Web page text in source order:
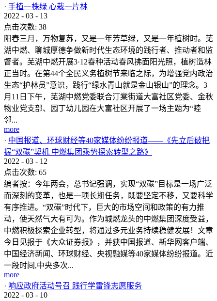
· 手植一株绿 心栽一片林
2022 - 03 - 13
点击次数: 38
阳春三月，万物复苏，又是一年芳草绿，又是一年植树时。芜
湖中燃、聊城厚德争做新时代生态环境的践行者、推动者和监
督者。芜湖中燃开展3·12春种活动春风拂面阳光照，植树造林
正当时。在第44个全民义务植树节来临之际，为增强党内政治
生态“护林员”意识，践行“绿水青山就是金山银山”的理念。3
月11日下午，芜湖中燃党委联合汀棠街道大富社区党委、金秋
物业党支部、园丁幼儿园在大富社区开展了一场主题为“睦
邻...
more
· 中国报道、环球财经等40家媒体纷纷报道——《先立后破把
握“双碳”契机 中燃集团乘势探索转型之路》
2022 - 03 - 12
点击次数: 65
编者按：今年两会，总书记强调，实现“双碳”目标是一场广泛
而深刻的变革，也是一项长期任务，既要坚定不移，又要科学
有序推进。“双碳”时代下，巨大的市场空间和政策的有力推
动，使天然气大有可为。作为城燃龙头的中燃集团深度受益，
中燃积极探索企业转型，将通过多元业务持续稳健发展！文章
今日见报于《大众证券报》，并获中国报道、新华网客户端、
中国经济新闻、环球财经、央视融媒等40家媒体纷纷报道。近
一段时间,中央多次...
more
· 响应政府活动号召 践行学雷锋志愿服务
2022 - 03 - 10